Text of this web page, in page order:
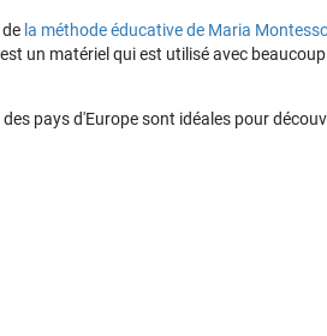
la méthode éducative de Maria
un matériel qui est utilisé avec
pays d'Europe sont idéales pour